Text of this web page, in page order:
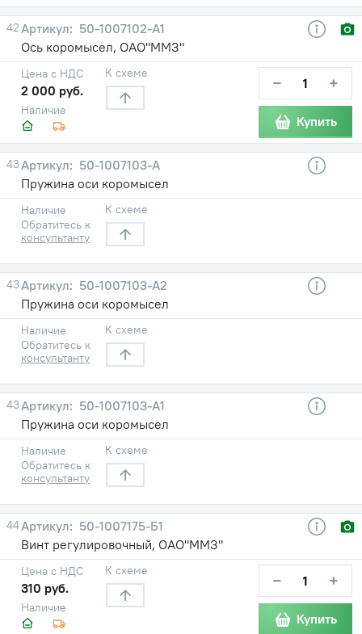
42
50-1007102-А1
Ось коромысел, ОАО"ММЗ"
Наличие
Цена с НДС
2 000 руб.
К схеме − +
Купить
43
50-1007103-А
Пружина оси коромысел
Наличие
Обратитесь к
консультанту
К схеме
43
50-1007103-А2
Пружина оси коромысел
Наличие
Обратитесь к
консультанту
К схеме
43
50-1007103-А1
Пружина оси коромысел
Наличие
Обратитесь к
консультанту
К схеме
44
50-1007175-Б1
Винт регулировочный, ОАО"ММЗ"
Наличие
Цена с НДС
310 руб.
К схеме − +
Купить